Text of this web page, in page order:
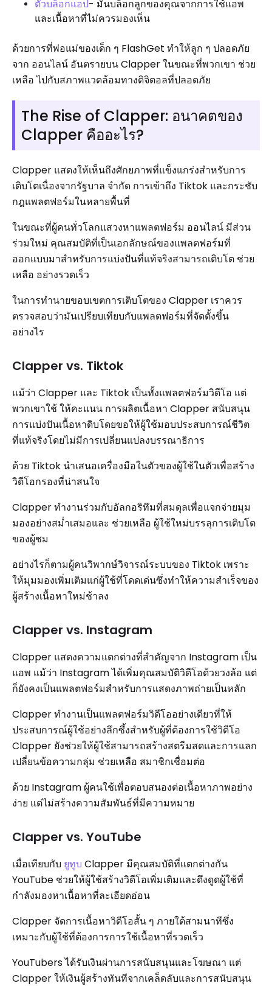
ตัวบล็อกแอป- มันบล็อกลูกของคุณจากการใช้แอพ
และเนื้อหาที่ไม่ควรมองเห็น
ด้วยการที่พ่อแม่ของเด็ก ๆ FlashGet ทำให้ลูก ๆ ปลอดภัย
จาก ออนไลน์ อันตรายบน Clapper ในขณะที่พวกเขา ช่วย
เหลือ ไปกับสภาพแวดล้อมทางดิจิตอลที่ปลอดภัย
The Rise of Clapper: อนาคตของ
Clapper คืออะไร?
Clapper แสดงให้เห็นถึงศักยภาพที่แข็งแกร่งสำหรับการ
เติบโตเนื่องจากรัฐบาล จำกัด การเข้าถึง Tiktok และกระชับ
กฎแพลตฟอร์มในหลายพื้นที่
ในขณะที่ผู้คนทั่วโลกแสวงหาแพลตฟอร์ม ออนไลน์ มีส่วน
ร่วมใหม่ คุณสมบัติที่เป็นเอกลักษณ์ของแพลตฟอร์มที่
ออกแบบมาสำหรับการแบ่งปันที่แท้จริงสามารถเติบโต ช่วย
เหลือ อย่างรวดเร็ว
ในการทำนายขอบเขตการเติบโตของ Clapper เราควร
ตรวจสอบว่ามันเปรียบเทียบกับแพลตฟอร์มที่จัดตั้งขึ้น
อย่างไร
Clapper vs. Tiktok
แม้ว่า Clapper และ Tiktok เป็นทั้งแพลตฟอร์มวิดีโอ แต่
พวกเขาใช้ ให้คะแนน การผลิตเนื้อหา Clapper สนับสนุน
การแบ่งปันเนื้อหาดิบโดยขอให้ผู้ใช้มอบประสบการณ์ชีวิต
ที่แท้จริงโดยไม่มีการเปลี่ยนแปลงบรรณาธิการ
ด้วย Tiktok นำเสนอเครื่องมือในตัวของผู้ใช้ในตัวเพื่อสร้าง
วิดีโอกรองที่น่าสนใจ
Clapper ทำงานร่วมกับอัลกอริทึมที่สมดุลเพื่อแจกจ่ายมุม
มองอย่างสม่ำเสมอและ ช่วยเหลือ ผู้ใช้ใหม่บรรลุการเติบโต
ของผู้ชม
อย่างไรก็ตามผู้คนวิพากษ์วิจารณ์ระบบของ Tiktok เพราะ
ให้มุมมองเพิ่มเติมแก่ผู้ใช้ที่โดดเด่นซึ่งทำให้ความสำเร็จของ
ผู้สร้างเนื้อหาใหม่ช้าลง
Clapper vs. Instagram
Clapper แสดงความแตกต่างที่สำคัญจาก Instagram เป็น
แอพ แม้ว่า Instagram ได้เพิ่มคุณสมบัติวิดีโอด้วยวงล้อ แต่
ก็ยังคงเป็นแพลตฟอร์มสำหรับการแสดงภาพถ่ายเป็นหลัก
Clapper ทำงานเป็นแพลตฟอร์มวิดีโออย่างเดียวที่ให้
ประสบการณ์ผู้ใช้อย่างลึกซึ้งสำหรับผู้ที่ต้องการใช้วิดีโอ
Clapper ยังช่วยให้ผู้ใช้สามารถสร้างสตรีมสดและการแลก
เปลี่ยนข้อความกลุ่ม ช่วยเหลือ สมาชิกเชื่อมต่อ
ด้วย Instagram ผู้คนใช้เพื่อตอบสนองต่อเนื้อหาภาพอย่าง
ง่าย แต่ไม่สร้างความสัมพันธ์ที่มีความหมาย
Clapper vs. YouTube
เมื่อเทียบกับ ยูทูบ Clapper มีคุณสมบัติที่แตกต่างกัน
YouTube ช่วยให้ผู้ใช้สร้างวิดีโอเพิ่มเติมและดึงดูดผู้ใช้ที่
กำลังมองหาเนื้อหาที่ละเอียดอ่อน
Clapper จัดการเนื้อหาวิดีโอสั้น ๆ ภายใต้สามนาทีซึ่ง
เหมาะกับผู้ใช้ที่ต้องการการใช้เนื้อหาที่รวดเร็ว
YouTubers ได้รับเงินผ่านการสนับสนุนและโฆษณา แต่
Clapper ให้เงินผู้สร้างทันทีจากเคล็ดลับและการสนับสนุน